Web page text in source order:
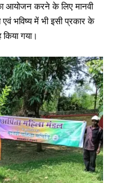
आयोजन करने के लिए मानवी
एवं भविष्य में भी इसी प्रकार के
गया।